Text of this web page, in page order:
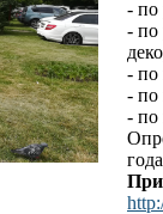
- по
- по
- по
- по
- по